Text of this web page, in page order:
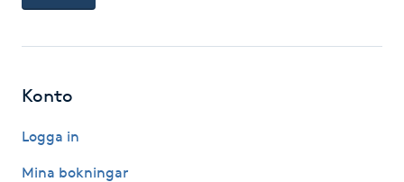
Healing
Hollywood Peel
Konto
Logga in
Mina bokningar